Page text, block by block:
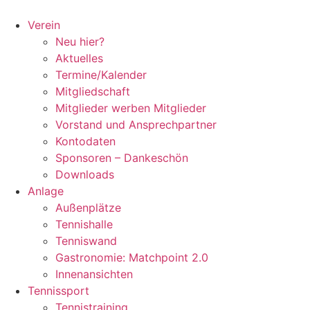
Inhalt
springen
Verein
Neu hier?
Aktuelles
Termine/Kalender
Mitgliedschaft
Mitglieder werben Mitglieder
Vorstand und Ansprechpartner
Kontodaten
Sponsoren – Dankeschön
Downloads
Anlage
Außenplätze
Tennishalle
Tenniswand
Gastronomie: Matchpoint 2.0
Innenansichten
Tennissport
Tennistraining